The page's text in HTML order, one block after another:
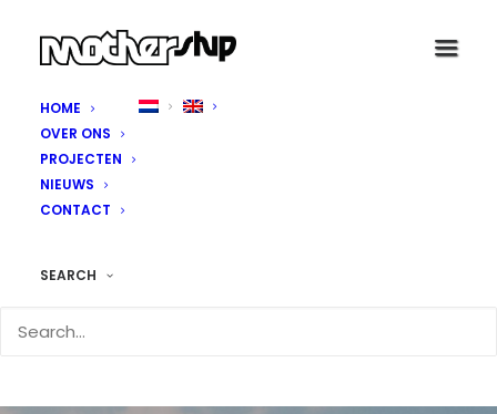
HOME
OVER ONS
PROJECTEN
NIEUWS
CONTACT
SEARCH